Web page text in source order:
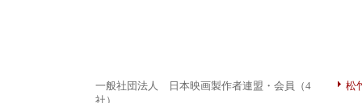
一般社団法人 日本映画製作者連盟・会員（4
社）
松